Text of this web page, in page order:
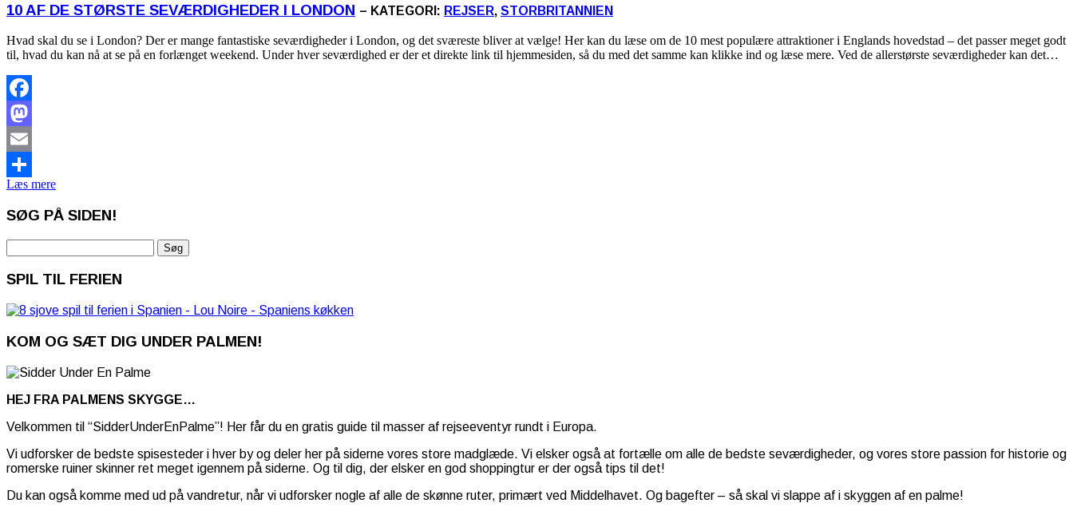
10 AF DE STØRSTE SEVÆRDIGHEDER I LONDON – KATEGORI: REJSER, STORBRITANNIEN
Hvad skal du se i London? Der er mange fantastiske seværdigheder i London, og det sværeste bliver at vælge! Her kan du læse om de 10 mest populære attraktioner i Englands hovedstad – det passer meget godt
til, hvad du kan nå at se på en forlænget weekend. Under hver seværdighed er der et direkte link til hjemmesiden, så du med det samme kan klikke ind og læse mere. Ved de allerstørste seværdigheder kan det…
Facebook
Mastodon
Email
Share
Læs mere
SØG PÅ SIDEN!
efter:
SPIL TIL FERIEN
KOM OG SÆT DIG UNDER PALMEN!
HEJ FRA PALMENS SKYGGE…
Velkommen til “SidderUnderEnPalme”! Her får du en gratis guide til masser af rejseeventyr rundt i Europa.
Vi udforsker de bedste spisesteder i hver by og deler her på siderne vores store madglæde. Vi elsker også at fortælle om alle de bedste seværdigheder, og vores store passion for historie og
romerske ruiner skinner ret meget igennem på siderne. Og til dig, der elsker en god shoppingtur er der også tips til det!
Du kan også komme med ud på vandretur, når vi udforsker nogle af alle de skønne ruter, primært ved Middelhavet. Og bagefter – så skal vi slappe af i skyggen af en palme!